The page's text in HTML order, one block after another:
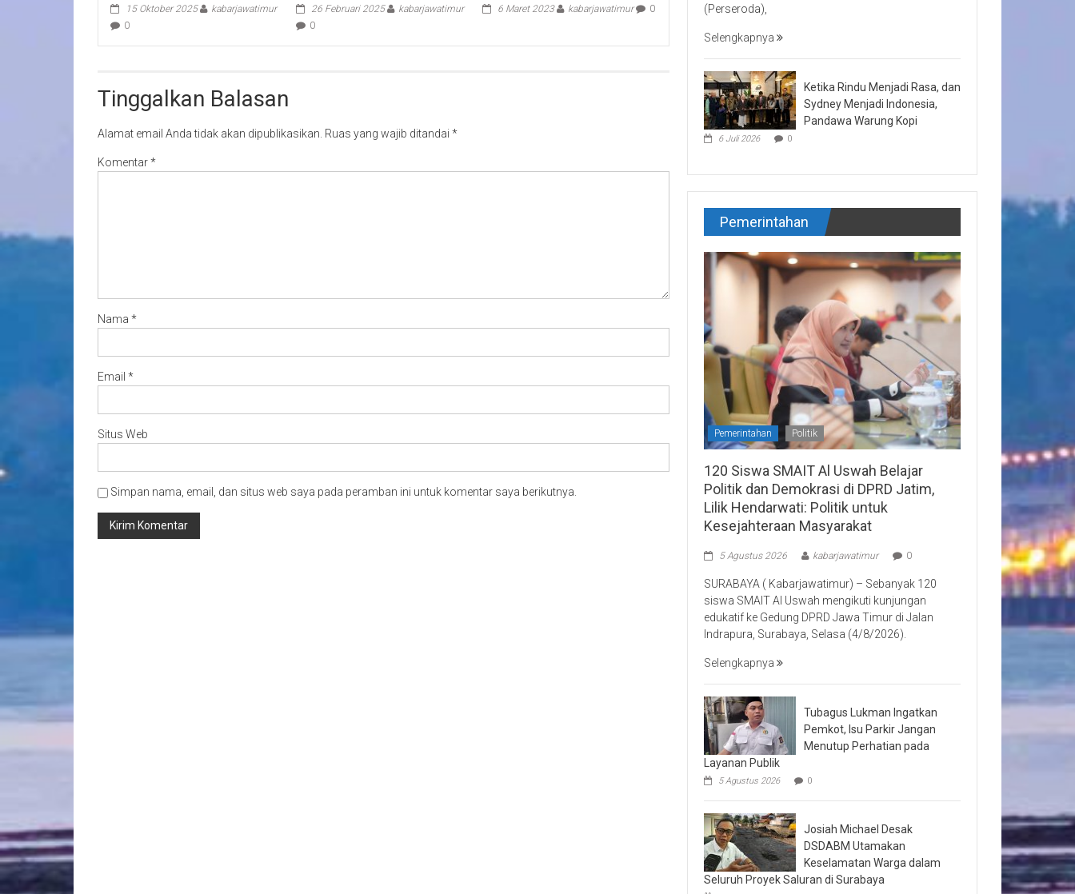
15 Oktober 2025
kabarjawatimur
0
26 Februari 2025
kabarjawatimur
0
6 Maret 2023 kabarjawatimur 0
Tinggalkan Balasan
Alamat email Anda tidak akan dipublikasikan. Ruas yang wajib ditandai *
Komentar*
Nama *
Email *
Situs Web
Simpan nama, email, dan situs web saya pada peramban ini untuk komentar saya berikutnya.
(Perseroda),
Selengkapnya
Ketika Rindu Menjadi Rasa, dan
Sydney Menjadi Indonesia,
Pandawa Warung Kopi
6 Juli 2026 0
Pemerintahan
Pemerintahan Politik
120 Siswa SMAIT Al Uswah Belajar
Politik dan Demokrasi di DPRD Jatim,
Lilik Hendarwati: Politik untuk
Kesejahteraan Masyarakat
5 Agustus 2026 kabarjawatimur 0
SURABAYA ( Kabarjawatimur) – Sebanyak 120
siswa SMAIT Al Uswah mengikuti kunjungan
edukatif ke Gedung DPRD Jawa Timur di Jalan
Indrapura, Surabaya, Selasa (4/8/2026).
Selengkapnya
Tubagus Lukman Ingatkan
Pemkot, Isu Parkir Jangan
Menutup Perhatian pada
Layanan Publik
5 Agustus 2026 0
Josiah Michael Desak
DSDABM Utamakan
Keselamatan Warga dalam
Seluruh Proyek Saluran di Surabaya